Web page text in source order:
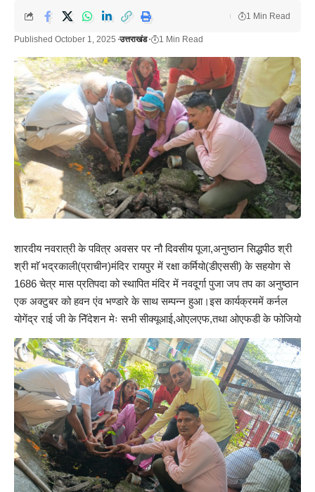
Published October 1, 2025 उत्तराखंड 1 Min Read
1 Min Read
शारदीय नवरात्री के पवित्र अवसर पर नौ दिवसीय पूजा,अनुष्ठान सिद्धपीठ श्री
श्री माॅ भद्रकाली(प्राचीन)मंदिर रायपुर में रक्षा कर्मियो(डीएससी) के सहयोग से
1686 चेत्र मास प्रतिपदा को स्थापित मंदिर में नवदूर्गा पुजा जप तप का अनुष्ठान
एक अक्टुबर को हवन एंव भण्डारे के साथ सम्पन्न हुआ।इस कार्यक्रममें कर्नल
योगेंद्र राई जी के निॅदेशन मेः सभीसीक्यूआई,ओएलएफ,तथा ओएफडी के फोजियो